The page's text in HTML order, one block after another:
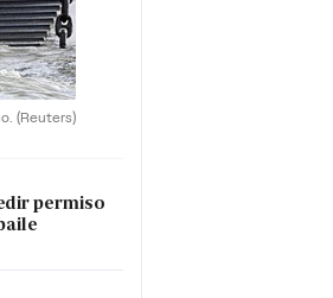
(Reuters)
permiso